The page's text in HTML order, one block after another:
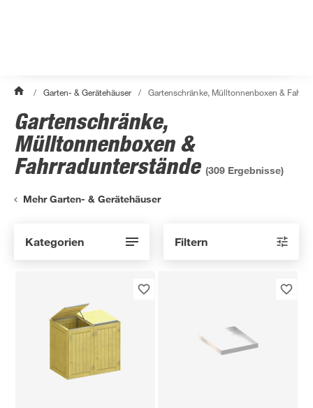
/ Garten- & Gerätehäuser / Gartenschränke, Mülltonnenboxen &
Gartenschränke,
Mülltonnenboxen &
Fahrradunterstände (309 Ergebnisse)
Mehr Garten- & Gerätehäuser
Kategorien Filtern